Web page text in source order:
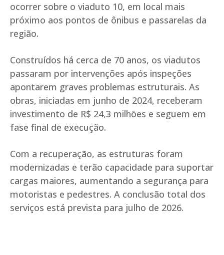
ocorrer sobre o viaduto 10, em local mais
próximo aos pontos de ônibus e passarelas da
região.
Construídos há cerca de 70 anos, os viadutos
passaram por intervenções após inspeções
apontarem graves problemas estruturais. As
obras, iniciadas em junho de 2024, receberam
investimento de R$ 24,3 milhões e seguem em
fase final de execução.
Com a recuperação, as estruturas foram
modernizadas e terão capacidade para suportar
cargas maiores, aumentando a segurança para
motoristas e pedestres. A conclusão total dos
serviços está prevista para julho de 2026.